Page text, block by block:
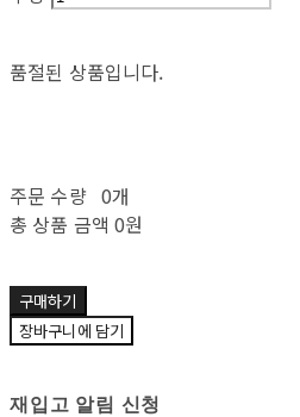
품절된 상품입니다.
주문 수량 0개
총 상품 금액 0원
구매하기
장바구니에 담기
재입고 알림 신청